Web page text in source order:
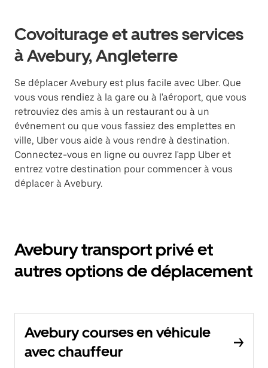
Covoiturage et autres services
à Avebury, Angleterre
Se déplacer Avebury est plus facile avec Uber. Que
vous vous rendiez à la gare ou à l'aéroport, que vous
retrouviez des amis à un restaurant ou à un
événement ou que vous fassiez des emplettes en
ville, Uber vous aide à vous rendre à destination.
Connectez-vous en ligne ou ouvrez l'app Uber et
entrez votre destination pour commencer à vous
déplacer à Avebury.
Avebury transport privé et
autres options de déplacement
Avebury courses en véhicule
avec chauffeur